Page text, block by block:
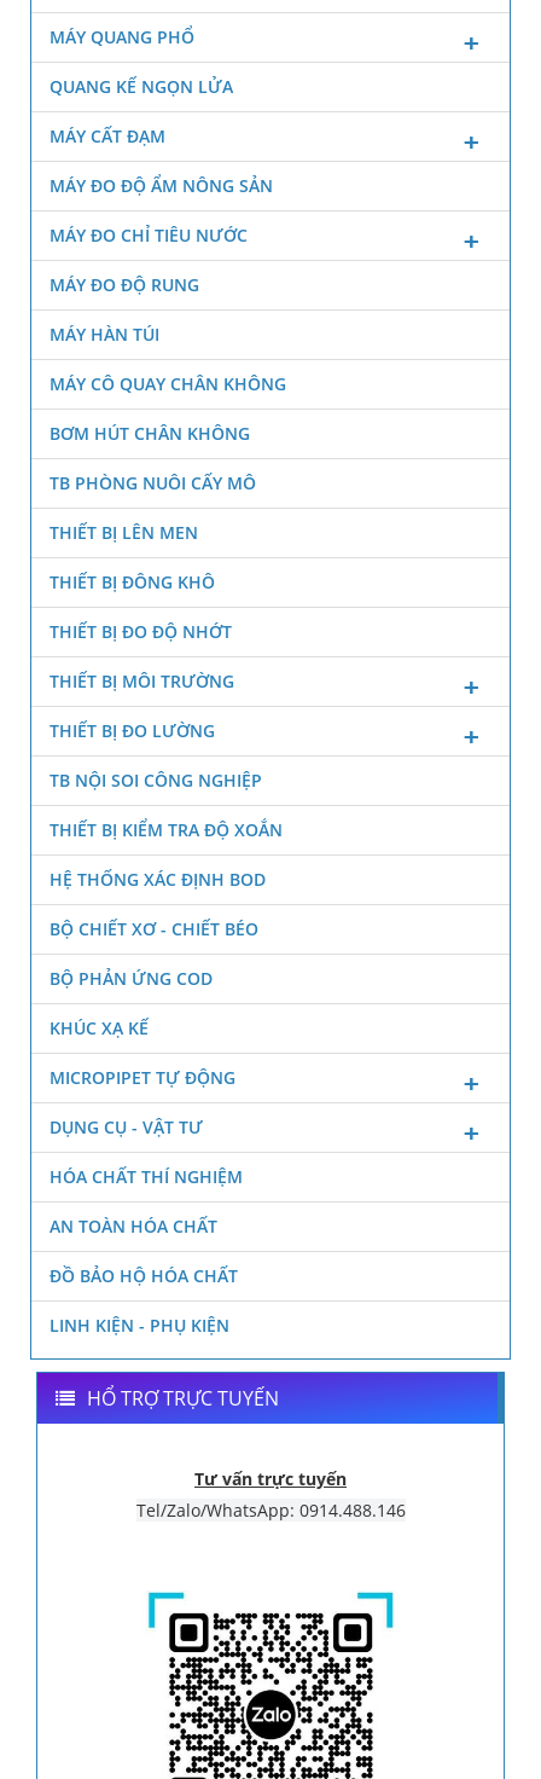
MÁY QUANG PHỔ
QUANG KẾ NGỌN LỬA
MÁY CẤT ĐẠM
MÁY ĐO ĐỘ ẨM NÔNG SẢN
MÁY ĐO CHỈ TIÊU NƯỚC
MÁY ĐO ĐỘ RUNG
MÁY HÀN TÚI
MÁY CÔ QUAY CHÂN KHÔNG
BƠM HÚT CHÂN KHÔNG
TB PHÒNG NUÔI CẤY MÔ
THIẾT BỊ LÊN MEN
THIẾT BỊ ĐÔNG KHÔ
THIẾT BỊ ĐO ĐỘ NHỚT
THIẾT BỊ MÔI TRƯỜNG
THIẾT BỊ ĐO LƯỜNG
TB NỘI SOI CÔNG NGHIỆP
THIẾT BỊ KIỂM TRA ĐỘ XOẮN
HỆ THỐNG XÁC ĐỊNH BOD
BỘ CHIẾT XƠ - CHIẾT BÉO
BỘ PHẢN ỨNG COD
KHÚC XẠ KẾ
MICROPIPET TỰ ĐỘNG
DỤNG CỤ - VẬT TƯ
HÓA CHẤT THÍ NGHIỆM
AN TOÀN HÓA CHẤT
ĐỒ BẢO HỘ HÓA CHẤT
LINH KIỆN - PHỤ KIỆN
HỔ TRỢ TRỰC TUYẾN
Tư vấn trực tuyến
Tel/Zalo/WhatsApp: 0914.488.146